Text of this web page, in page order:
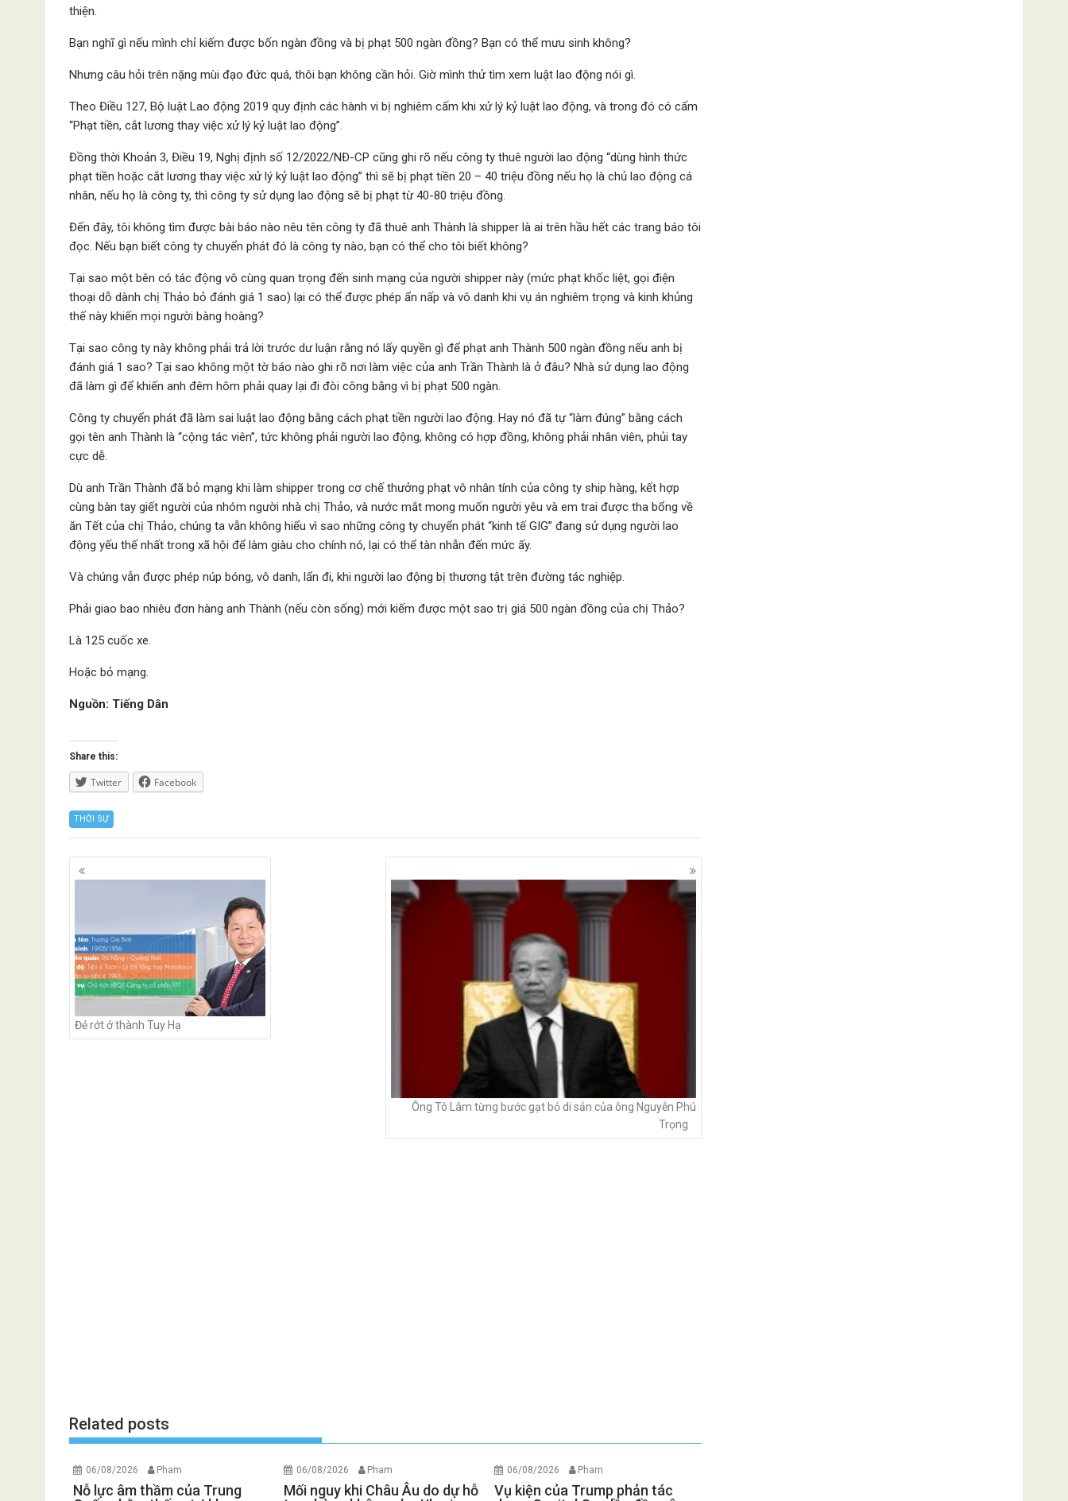
thiện.
Bạn nghĩ gì nếu mình chỉ kiếm được bốn ngàn đồng và bị phạt 500 ngàn đồng? Bạn có thể mưu sinh không?
Nhưng câu hỏi trên nặng mùi đạo đức quá, thôi bạn không cần hỏi. Giờ mình thử tìm xem luật lao động nói gì.
Theo Điều 127, Bộ luật Lao động 2019 quy định các hành vi bị nghiêm cấm khi xử lý kỷ luật lao động, và trong đó có cấm
“Phạt tiền, cắt lương thay việc xử lý kỷ luật lao động”.
Đồng thời Khoản 3, Điều 19, Nghị định số 12/2022/NĐ-CP cũng ghi rõ nếu công ty thuê người lao động “dùng hình thức
phạt tiền hoặc cắt lương thay việc xử lý kỷ luật lao động” thì sẽ bị phạt tiền 20 – 40 triệu đồng nếu họ là chủ lao động cá
nhân, nếu họ là công ty, thì công ty sử dụng lao động sẽ bị phạt từ 40-80 triệu đồng.
Đến đây, tôi không tìm được bài báo nào nêu tên công ty đã thuê anh Thành là shipper là ai trên hầu hết các trang báo tôi
đọc. Nếu bạn biết công ty chuyển phát đó là công ty nào, bạn có thể cho tôi biết không?
Tại sao một bên có tác động vô cùng quan trọng đến sinh mạng của người shipper này (mức phạt khốc liệt, gọi điện
thoại dỗ dành chị Thảo bỏ đánh giá 1 sao) lại có thể được phép ẩn nấp và vô danh khi vụ án nghiêm trọng và kinh khủng
thế này khiến mọi người bàng hoàng?
Tại sao công ty này không phải trả lời trước dư luận rằng nó lấy quyền gì để phạt anh Thành 500 ngàn đồng nếu anh bị
đánh giá 1 sao? Tại sao không một tờ báo nào ghi rõ nơi làm việc của anh Trần Thành là ở đâu? Nhà sử dụng lao động
đã làm gì để khiến anh đêm hôm phải quay lại đi đòi công bằng vì bị phạt 500 ngàn.
Công ty chuyển phát đã làm sai luật lao động bằng cách phạt tiền người lao động. Hay nó đã tự “làm đúng” bằng cách
gọi tên anh Thành là “cộng tác viên”, tức không phải người lao động, không có hợp đồng, không phải nhân viên, phủi tay
cực dễ.
Dù anh Trần Thành đã bỏ mạng khi làm shipper trong cơ chế thưởng phạt vô nhân tính của công ty ship hàng, kết hợp
cùng bàn tay giết người của nhóm người nhà chị Thảo, và nước mắt mong muốn người yêu và em trai được tha bổng về
ăn Tết của chị Thảo, chúng ta vẫn không hiểu vì sao những công ty chuyển phát “kinh tế GIG” đang sử dụng người lao
động yếu thế nhất trong xã hội để làm giàu cho chính nó, lại có thể tàn nhẫn đến mức ấy.
Và chúng vẫn được phép núp bóng, vô danh, lẩn đi, khi người lao động bị thương tật trên đường tác nghiệp.
Phải giao bao nhiêu đơn hàng anh Thành (nếu còn sống) mới kiếm được một sao trị giá 500 ngàn đồng của chị Thảo?
Là 125 cuốc xe.
Hoặc bỏ mạng.
Nguồn: Tiếng Dân
Share this:
Twitter Facebook
THỜI SỰ
Posts
navigation
Đẻ rớt ở thành Tuy Hạ
Ông Tô Lâm từng bước gạt bỏ di sản của ông Nguyễn Phú
Trọng
Related posts
06/08/2026 Pham
Nỗ lực âm thầm của Trung
06/08/2026 Pham
Mối nguy khi Châu Âu do dự hỗ
06/08/2026 Pham
Vụ kiện của Trump phản tác